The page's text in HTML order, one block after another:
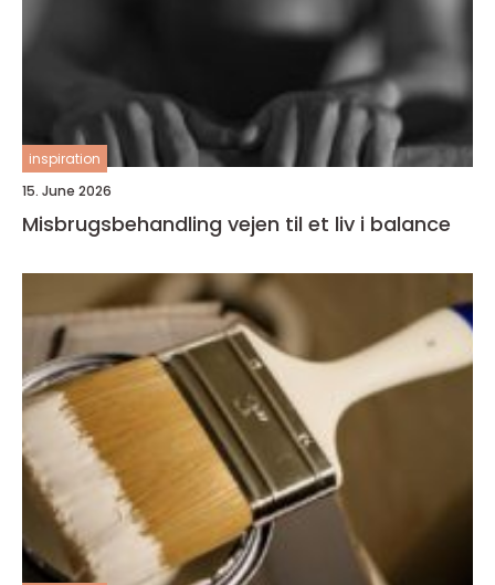
inspiration
15. June 2026
Misbrugsbehandling vejen til et liv i balance